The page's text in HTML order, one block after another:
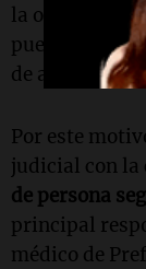
la orden
puerto,
de asistencia
Por este
judicial con la
de persona
principal
médico de